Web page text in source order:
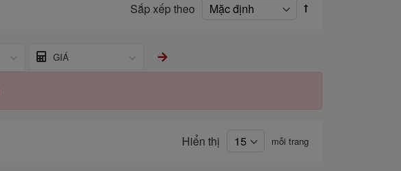
Sắp xếp theo
GIÁ
Hiển thị mỗi trang